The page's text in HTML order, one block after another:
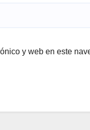
y web en este